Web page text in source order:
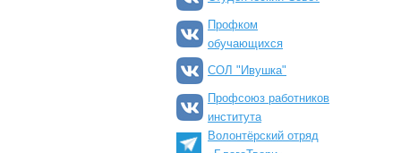
Профком
обучающихся
СОЛ "Ивушка"
Профсоюз работников
института
Волонтёрский отряд